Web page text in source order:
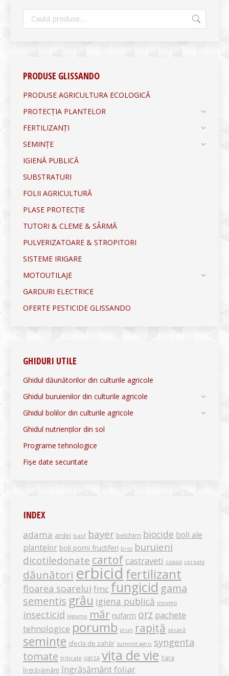
PRODUSE GLISSANDO
PRODUSE AGRICULTURA ECOLOGICĂ
PROTECȚIA PLANTELOR
FERTILIZANȚI
SEMINȚE
IGIENĂ PUBLICĂ
SUBSTRATURI
FOLII AGRICULTURĂ
PLASE PROTECȚIE
TUTORI & CLEME & SÂRMĂ
PULVERIZATOARE & STROPITORI
SISTEME IRIGARE
MOTOUTILAJE
GARDURI ELECTRICE
OFERTE PESTICIDE GLISSANDO
GHIDURI UTILE
Ghidul dăunătorilor din culturile agricole
Ghidul buruienilor din culturile agricole
Ghidul bolilor din culturile agricole
Ghidul nutrienților din sol
Programe tehnologice
Fișe date securitate
INDEX
adama ardei basf bayer belchim biocide boli ale
plantelor boli pomi fructiferi bros buruieni
dicotiledonate cartof castraveti ceapă cereale
dăunători erbicid fertilizant
floarea soarelui fmc fungicid gama
sementis grâu igiena publică innvigo
insecticid legume măr nufarm orz pachete
tehnologice porumb prun rapiță secară
semințe sfecla de zahăr summit agro syngenta
tomate triticale varza vița de vie Yara
îngrășământ îngrășământ foliar